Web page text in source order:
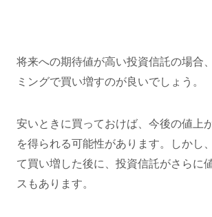
将来への期待値が高い投資信託の場合
ミングで買い増すのが良いでしょう。
安いときに買っておけば、今後の値上
を得られる可能性があります。しかし
て買い増した後に、投資信託がさらに
スもあります。